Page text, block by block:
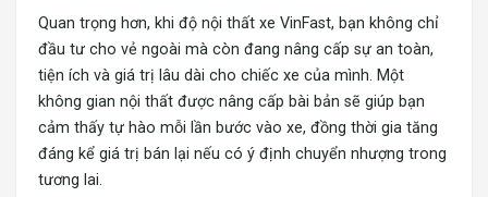
Quan trọng hơn, khi độ nội thất xe VinFast, bạn không chỉ
đầu tư cho vẻ ngoài mà còn đang nâng cấp sự an toàn,
tiện ích và giá trị lâu dài cho chiếc xe của mình. Một
không gian nội thất được nâng cấp bài bản sẽ giúp bạn
cảm thấy tự hào mỗi lần bước vào xe, đồng thời gia tăng
đáng kể giá trị bán lại nếu có ý định chuyển nhượng trong
tương lai.